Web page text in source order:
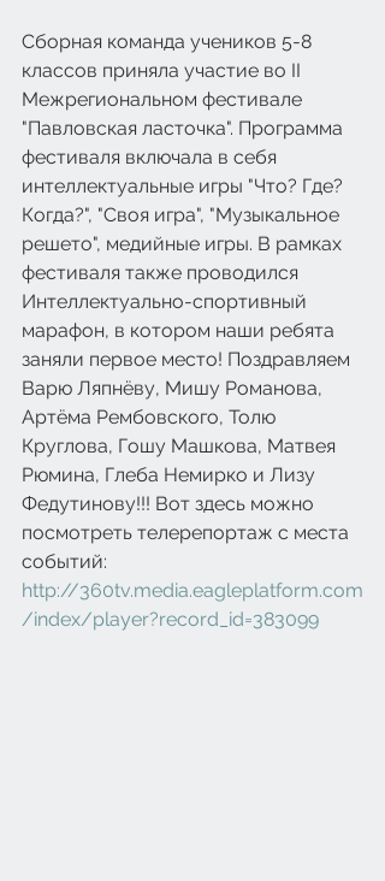
Сборная команда учеников 5-8
классов приняла участие во II
Межрегиональном фестивале
"Павловская ласточка". Программа
фестиваля включала в себя
интеллектуальные игры "Что? Где?
Когда?", "Своя игра", "Музыкальное
решето", медийные игры. В рамках
фестиваля также проводился
Интеллектуально-спортивный
марафон, в котором наши ребята
заняли первое место! Поздравляем
Варю Ляпнёву, Мишу Романова,
Артёма Рембовского, Толю
Круглова, Гошу Машкова, Матвея
Рюмина, Глеба Немирко и Лизу
Федутинову!!! Вот здесь можно
посмотреть телерепортаж с места
событий:
http://360tv.media.eagleplatform.com
/index/player?record_id=383099